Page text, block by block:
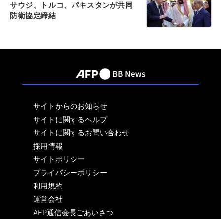
サウジ、トルコ、パキスタンが共同
防衛協定締結
サイトからのお知らせ
サイトに関するヘルプ
サイトに関するお問い合わせ
採用情報
サイトポリシー
プライバシーポリシー
利用規約
運営会社
AFP通信会長ごあいさつ